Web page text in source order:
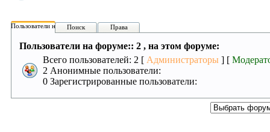
Пользователи на форуме:
Поиск Права
Пользователи на форуме:: 2 , на этом форуме:
Всего пользователей: 2 [ Администраторы ] [
2 Анонимные пользователи:
0 Зарегистрированные пользователи: